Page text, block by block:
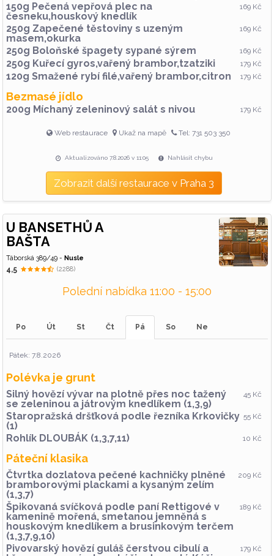
150g Pečená vepřová plec na
česneku,houskový knedlík
169 Kč
250g Zapečené těstoviny s uzeným
masem,okurka
169 Kč
250g Boloňské špagety sypané sýrem 169 Kč
250g Kuřecí gyros,vařený brambor,tzatziki 179 Kč
120g Smažené rybí filé,vařený brambor,citron 179 Kč
Bezmasé jídlo
200g Míchaný zeleninový salát s nivou 179 Kč
Web restaurace Ukaž na mapě Tel: 731 503 350
Aktualizováno 7.8.2026 v 11:05 Nahlásit chybu
Zobrazit další restaurace v Praha 3
U BANSETHŮ A
BAŠTA
Táborská 389/49 - Nusle
4,5 (2288)
Polední nabídka 11:00 - 15:00
Po Út St Čt Pá So Ne
Pátek: 7.8.2026
Polévka je grunt
Silný hovězí vývar na plotně přes noc tažený
se zeleninou a játrovým knedlíkem (1,3,9)
45 Kč
Staropražská dršťková podle řezníka Krkovičky
(1)
55 Kč
Rohlík DLOUBÁK (1,3,7,11) 10 Kč
Páteční klasika
Čtvrtka dozlatova pečené kachničky plněné
bramborovými plackami a kysaným zelím
(1,3,7)
209 Kč
Špikovaná svíčková podle paní Rettigové v
kamenině mořená, smetanou jemněná s
houskovým knedlíkem a brusinkovým terčem
(1,3,7,9,10)
189 Kč
Pivovarský hovězí guláš čerstvou cibulí a
179 Kč